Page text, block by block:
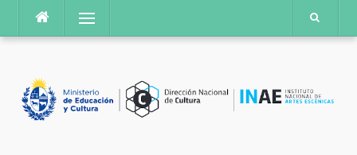
contenido
Menú